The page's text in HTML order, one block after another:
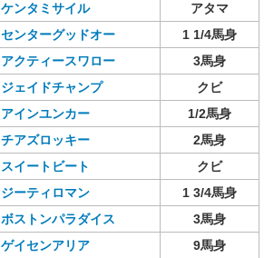
ケンタミサイル
アタマ
センターグッドオー
1 1/4馬身
アクティースワロー
3馬身
ジェイドチャンプ
クビ
アインユンカー
1/2馬身
チアズロッキー
2馬身
スイートビート
クビ
ジーティロマン
1 3/4馬身
ボストンパラダイス
3馬身
ゲイセンアリア 9馬身